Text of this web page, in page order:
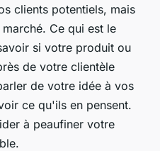
clients potentiels, mais
Ce qui est le
si votre produit ou
de votre clientèle
de votre idée à vos
ce qu'ils en pensent.
à peaufiner votre